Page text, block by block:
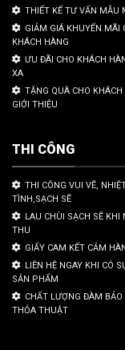
THIẾT KẾ TƯ VẤN MẪU
GIẢM GIÁ KHUYẾN MÃI
KHÁCH HÀNG
ƯU ĐÃI CHO KHÁCH
XA
TẶNG QUÀ CHO KHÁCH
GIỚI THIỆU
THI CÔNG
THI CÔNG VUI VẼ,
TÌNH,SẠCH SẼ
LAU CHÙI SẠCH SẼ KHI
THU
GIẤY CAM KẾT CẢM
LIÊN HỆ NGAY KHI CÓ
SẢN PHẨM
CHẤT LƯỢNG ĐÀM BẢO
THỎA THUẬT